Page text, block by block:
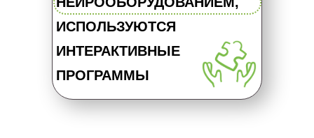
ИСПОЛЬЗУЮТСЯ
ИНТЕРАКТИВНЫЕ
ПРОГРАММЫ